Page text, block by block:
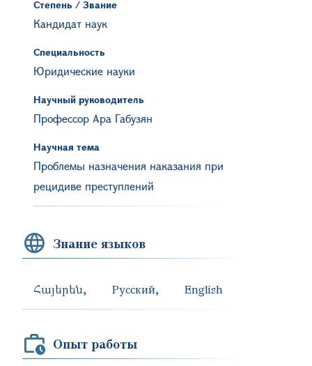
Степень / Звание
Кандидат наук
Специальность
Юридические науки
Научный руководитель
Профессор Ара Габузян
Научная тема
Проблемы назначения наказания при
рецидиве преступлений
Знание языков
Հայերեն Русский English
Опыт работы